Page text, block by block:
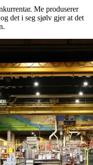
Me produserer
det i seg sjølv gjer at det